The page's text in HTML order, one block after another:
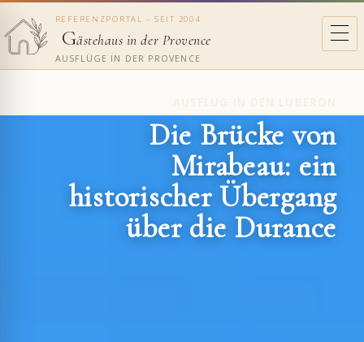
REFERENZPORTAL – SEIT 2004
Gästehaus in der Provence
AUSFLÜGE IN DER PROVENCE
Die Brücke von
Mirabeau: ein
historischer Übergang
über die Durance